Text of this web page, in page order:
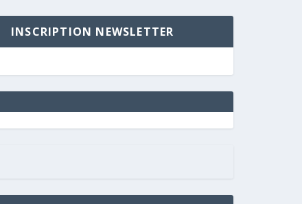
INSCRIPTION NEWSLETTER